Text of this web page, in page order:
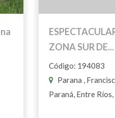
ZONA SUR DE...
Código: 194083
Parana ,
Paraná, Entre